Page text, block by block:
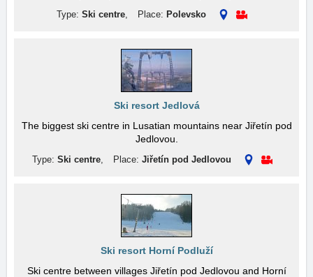
Type: Ski centre, Place: Polevsko
Ski resort Jedlová
The biggest ski centre in Lusatian mountains near Jiřetín pod
Jedlovou.
Type: Ski centre, Place: Jiřetín pod Jedlovou
Ski resort Horní Podluží
Ski centre between villages Jiřetín pod Jedlovou and Horní